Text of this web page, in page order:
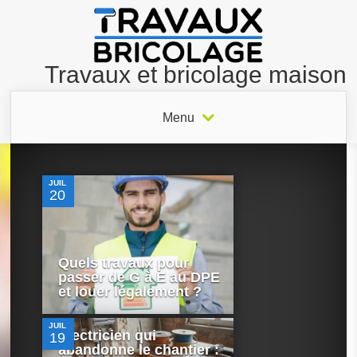
Travaux et bricolage maison
Menu
JUIL
20
Quels travaux pour
passer de G à E au DPE
et louer légalement ?
JUIL
19
0
Électricien qui
abandonne le chantier :
0